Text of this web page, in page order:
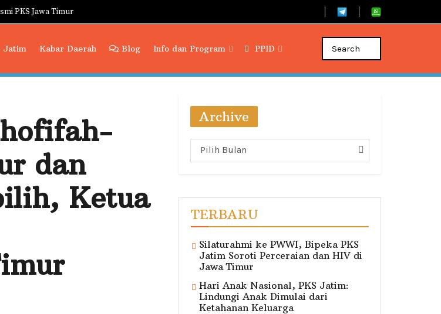
PKS Jawa Timur
Jatim Kabar Daerah Blog Info dan Program PPID
dan
Ketua
Archive
Archive
Pilih Bulan
TERBARU
Silaturahmi ke PWWI, Bipeka PKS
Jatim Soroti Perceraian dan HIV di
Jawa Timur
Hari Anak Nasional, PKS Jatim:
Lindungi Anak Dimulai dari
Ketahanan Keluarga